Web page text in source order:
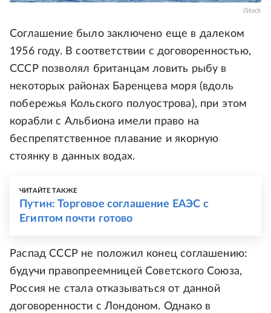
iStock
Соглашение было заключено еще в далеком
1956 году. В соответствии с договоренностью,
СССР позволял британцам ловить рыбу в
некоторых районах Баренцева моря (вдоль
побережья Кольского полуострова), при этом
корабли с Альбиона имели право на
беспрепятственное плавание и якорную
стоянку в данных водах.
ЧИТАЙТЕ ТАКЖЕ
Путин: Торговое соглашение ЕАЭС с
Египтом почти готово
Распад СССР не положил конец соглашению:
будучи правопреемницей Советского Союза,
Россия не стала отказываться от данной
договоренности с Лондоном. Однако в